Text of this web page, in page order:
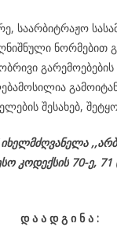
საარბიტრაჟო
ნორმებით
შესახებ,
კოდექსის 70-ე, 71
დ ა ა დ გ ი ნ ა :